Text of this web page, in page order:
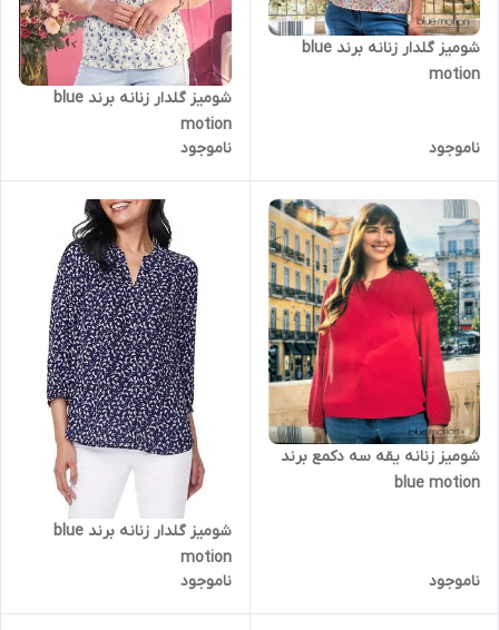
شومیز گلدار زنانه برند blue
motion
ناموجود
شومیز گلدار زنانه برند blue
motion
ناموجود
شومیز زنانه یقه سه دکمع برند
blue motion
ناموجود
شومیز گلدار زنانه برند blue
motion
ناموجود